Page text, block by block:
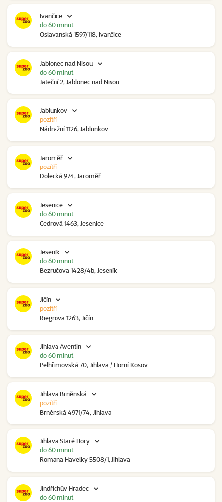
Ivančice
Oslavanská 1597/118, Ivančice
do 60 minut
Jablonec nad Nisou
Jateční 2, Jablonec nad Nisou
do 60 minut
Jablunkov
Nádražní 1126, Jablunkov
pozítří
Jaroměř
Dolecká 974, Jaroměř
pozítří
Jesenice
Cedrová 1463, Jesenice
do 60 minut
Jeseník
Bezručova 1428/4b, Jeseník
do 60 minut
Jičín
Riegrova 1263, Jičín
pozítří
Jihlava Aventin
Pelhřimovská 70, Jihlava / Horní Kosov
do 60 minut
Jihlava Brněnská
Brněnská 4971/74, Jihlava
pozítří
Jihlava Staré Hory
Romana Havelky 5508/1, Jihlava
do 60 minut
Jindřichův Hradec
do 60 minut